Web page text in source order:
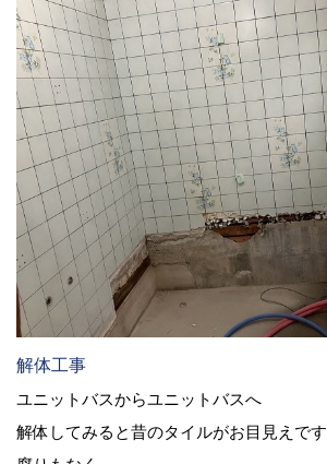
解体工事
ユニットバスからユニットバスへ
解体してみると昔のタイルがお目見えです